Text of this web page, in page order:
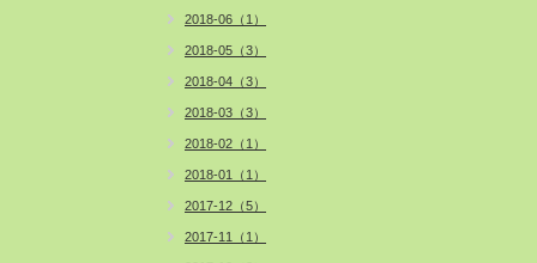
2018-06（1）
2018-05（3）
2018-04（3）
2018-03（3）
2018-02（1）
2018-01（1）
2017-12（5）
2017-11（1）